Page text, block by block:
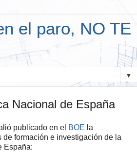
el paro, NO TE
▼
Nacional de España
publicado en el BOE la
de formación e investigación de la
España: